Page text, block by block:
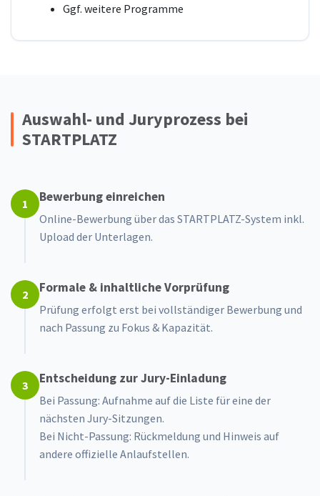
Ggf. weitere Programme
Auswahl- und Juryprozess bei
STARTPLATZ
1 Bewerbung einreichen
Online-Bewerbung über das STARTPLATZ-System inkl.
Upload der Unterlagen.
2 Formale & inhaltliche Vorprüfung
Prüfung erfolgt erst bei vollständiger Bewerbung und
nach Passung zu Fokus & Kapazität.
3 Entscheidung zur Jury-Einladung
Bei Passung: Aufnahme auf die Liste für eine der
nächsten Jury-Sitzungen.
Bei Nicht-Passung: Rückmeldung und Hinweis auf
andere offizielle Anlaufstellen.